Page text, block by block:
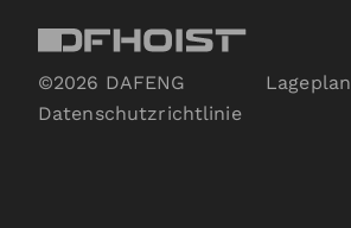
©2026 DAFENG
Lageplan
Datenschutzrichtlinie